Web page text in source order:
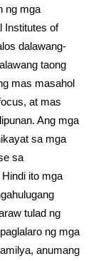
ng mga
Institutes of
dalawang-
taong
mas masahol
at mas
Ang mga
sa mga
sa
ito mga
tulad ng
ng mga
anumang